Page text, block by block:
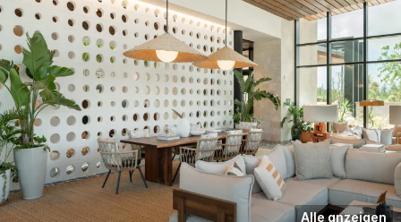
Alle anzeigen